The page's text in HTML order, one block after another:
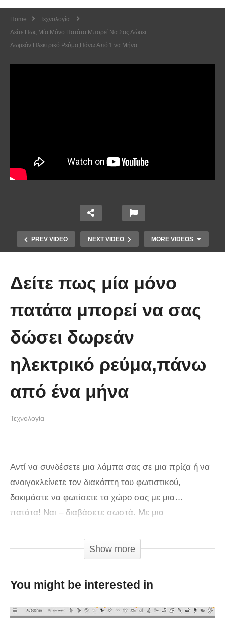
Home
Τεχνολογία
Δείτε Πως Μία Μόνο Πατάτα Μπορεί Να Σας Δώσει
Δωρεάν Ηλεκτρικό Ρεύμα,πάνω Από Ένα Μήνα
PREV VIDEO NEXT VIDEO MORE VIDEOS
μήκους 50 μέτρων
Δείτε πως μία μόνο
πατάτα μπορεί να σας
δώσει δωρεάν
ηλεκτρικό ρεύμα,πάνω
από ένα μήνα
Τεχνολογία
Αντί να συνδέσετε μια λάμπα σας σε μια πρίζα ή να
ανοιγοκλείνετε τον διακόπτη του φωτιστικού,
δοκιμάστε να φωτίσετε το χώρο σας με μια…
πατάτα! Ναι – διαβάσετε σωστά. Με μια
ανάψει μια λάμπα LED για έναν ολόκληρο μήνα, αν
το κάνετε σωστά. Ο Haim Rabinovitch, καθηγητής
χάλκινη κάθοδο και μία ανόδο ψευδαργύρου μαζί με
Show more
You might be interested in